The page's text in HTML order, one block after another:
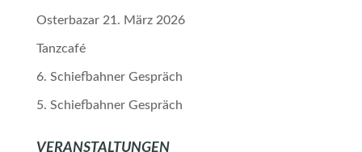
Osterbazar 21. März 2026
Tanzcafé
6. Schiefbahner Gespräch
5. Schiefbahner Gespräch
VERANSTALTUNGEN